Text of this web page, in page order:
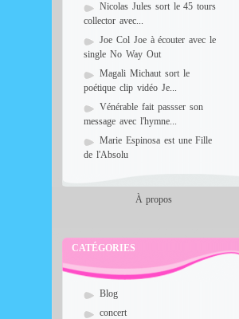
Nicolas Jules sort le 45 tours
collector avec...
Joe Col Joe à écouter avec le
single No Way Out
Magali Michaut sort le
poétique clip vidéo Je...
Vénérable fait passser son
message avec l'hymne...
Marie Espinosa est une Fille
de l'Absolu
À propos
CATÉGORIES
Blog
concert